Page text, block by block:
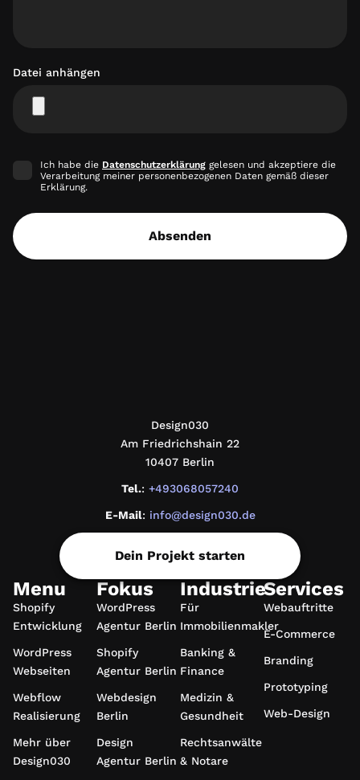
Datei anhängen
Ich habe die Datenschutzerklärung gelesen und akzeptiere die
Verarbeitung meiner personenbezogenen Daten gemäß dieser
Erklärung.
Absenden
Design030
Am Friedrichshain 22
10407 Berlin
Tel.: +493068057240
E-Mail: info@design030.de
Menu
Shopify
Entwicklung
WordPress
Webseiten
Webflow
Realisierung
Mehr über
Design030
Fokus
WordPress
Agentur Berlin
Shopify
Agentur Berlin
Webdesign
Berlin
Design
Agentur Berlin
Industrie
Für
Immobilienmakler
Banking &
Finance
Medizin &
Gesundheit
Rechtsanwälte
& Notare
Services
Webauftritte
E-Commerce
Branding
Prototyping
Web-Design
Dein Projekt starten